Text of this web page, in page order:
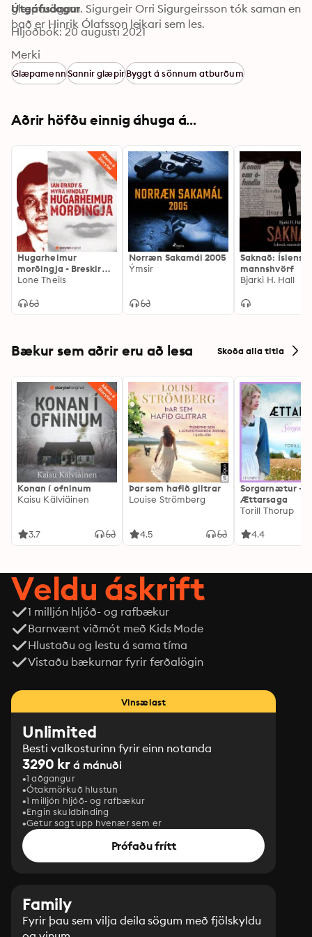
glæpasögum. Sigurgeir Orri Sigurgeirsson tók saman en
það er Hinrik Ólafsson leikari sem les.
Útgáfudagur
Hljóðbók: 20 augusti 2021
Merki
GlæpamennSannir glæpirByggt á sönnum atburðum
Aðrir höfðu einnig áhuga á...
Hugarheimur
morðingja - Breskir
raðmorðingjar. 1.
Myra Hindley
Lone Theils
Norræn Sakamál 2005
Ýmsir
Saknað: Íslensk
mannshvörf
Bjarki H. Hall
Bækur sem aðrir eru að lesa Skoða alla titla
Konan í ofninum
Kaisu Kälviäinen
3.7
Þar sem hafið glitrar
Louise Strömberg
4.5
Sorgarnætur -
Ættarsaga
Torill Thorup
4.4
Veldu áskrift
1 milljón hljóð- og rafbækur
Barnvænt viðmót með Kids Mode
Hlustaðu og lestu á sama tíma
Vistaðu bækurnar fyrir ferðalögin
Vinsælast
Unlimited
Besti valkosturinn fyrir einn notanda
3290 kr á mánuði
1 aðgangur
Ótakmörkuð hlustun
1 milljón hljóð- og rafbækur
Engin skuldbinding
Getur sagt upp hvenær sem er
Prófaðu frítt
Family
Fyrir þau sem vilja deila sögum með fjölskyldu